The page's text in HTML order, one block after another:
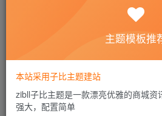
FFMPEG下载地址
FFMPEG下载地址
123云盘
主题模板推
本站采用子比主题建站
zibll子比主题是一款漂亮优雅的商城资
强大，配置简单